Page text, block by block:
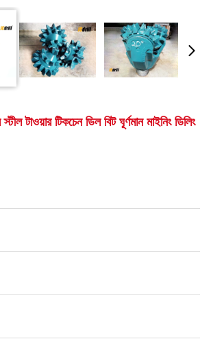
টাওয়ার টিকচেন ডিল বিট ঘূর্ণমান মাইনিং ডিলিং